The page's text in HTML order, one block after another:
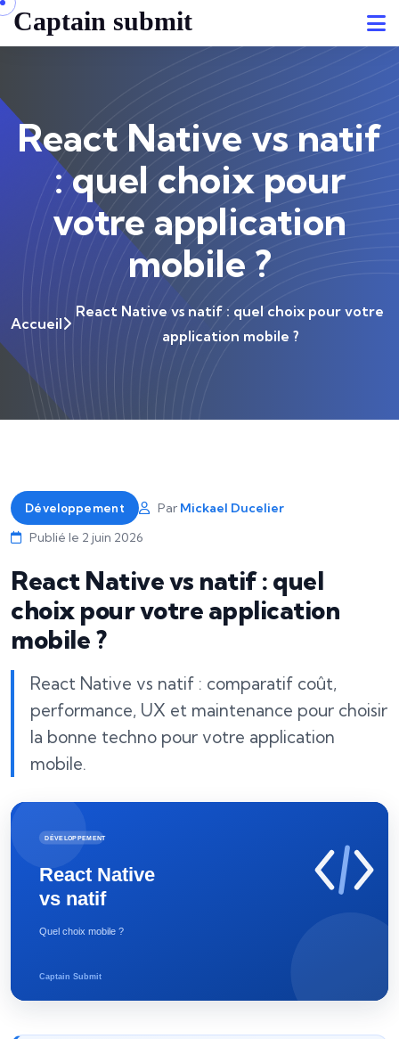
Captain submit
React Native vs natif
: quel choix pour
votre application
mobile ?
Accueil
React Native vs natif : quel choix pour votre
application mobile ?
Développement Par Mickael Ducelier
Publié le 2 juin 2026
React Native vs natif : quel
choix pour votre application
mobile ?
React Native vs natif : comparatif coût,
performance, UX et maintenance pour choisir
la bonne techno pour votre application
mobile.